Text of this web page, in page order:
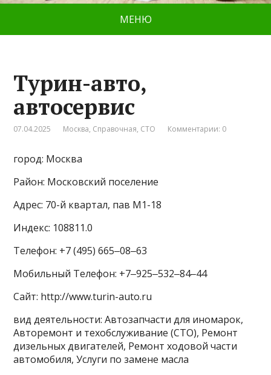
МЕНЮ
Турин-авто,
автосервис
07.04.2025 Москва, Справочная, СТО Комментарии: 0
город: Москва
Район: Московский поселение
Адрес: 70-й квартал, пав М1-18
Индекс: 108811.0
Телефон: +7 (495) 665‒08‒63
Мобильный Телефон: +7‒925‒532‒84‒44
Сайт: http://www.turin-auto.ru
вид деятельности: Автозапчасти для иномарок,
Авторемонт и техобслуживание (СТО), Ремонт
дизельных двигателей, Ремонт ходовой части
автомобиля, Услуги по замене масла